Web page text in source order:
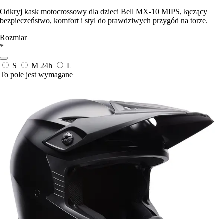
Odkryj kask motocrossowy dla dzieci Bell MX-10 MIPS, łączący
bezpieczeństwo, komfort i styl do prawdziwych przygód na torze.
Rozmiar
*
S M 24h
L
To pole jest wymagane